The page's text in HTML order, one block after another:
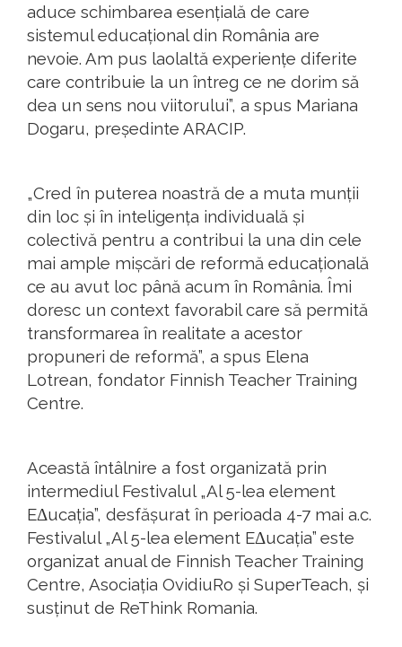
aduce schimbarea esențială de care
sistemul educațional din România are
nevoie. Am pus laolaltă experiențe diferite
care contribuie la un întreg ce ne dorim să
dea un sens nou viitorului”, a spus Mariana
Dogaru, președinte ARACIP.
„Cred în puterea noastră de a muta munții
din loc și în inteligența individuală și
colectivă pentru a contribui la una din cele
mai ample mișcări de reformă educațională
ce au avut loc până acum în România. Îmi
doresc un context favorabil care să permită
transformarea în realitate a acestor
propuneri de reformă”, a spus Elena
Lotrean, fondator Finnish Teacher Training
Centre.
Această întâlnire a fost organizată prin
intermediul Festivalul „Al 5-lea element
EΔucația”, desfășurat în perioada 4-7 mai a.c.
Festivalul „Al 5-lea element EΔucația” este
organizat anual de Finnish Teacher Training
Centre, Asociația OvidiuRo și SuperTeach, și
susținut de ReThink Romania.